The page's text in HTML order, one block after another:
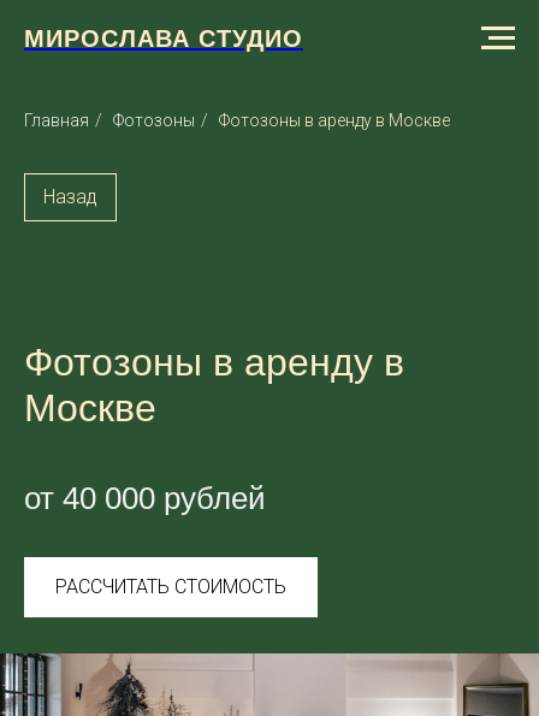
МИРОСЛАВА СТУДИО
Главная / Фотозоны / Фотозоны в аренду в Москве
Назад
Фотозоны в аренду в
Москве
от 40 000 рублей
РАССЧИТАТЬ СТОИМОСТЬ